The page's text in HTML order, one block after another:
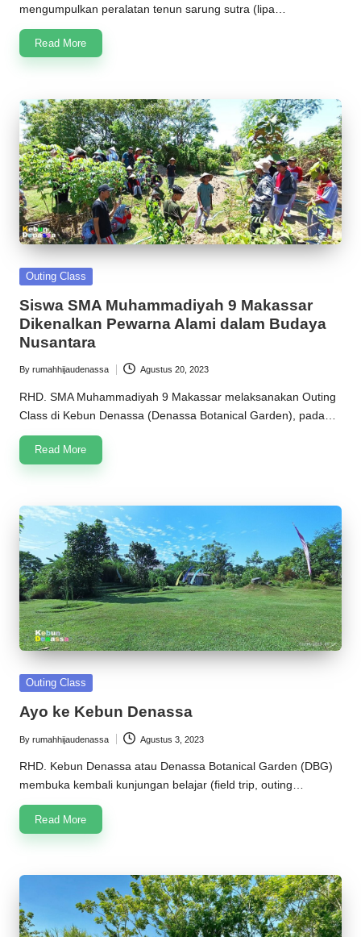
mengumpulkan peralatan tenun sarung sutra (lipa…
Read More
Posted
Outing Class
Siswa SMA Muhammadiyah 9 Makassar
Dikenalkan Pewarna Alami dalam Budaya
Nusantara
Posted
by
By rumahhijaudenassa Agustus 20, 2023
RHD. SMA Muhammadiyah 9 Makassar melaksanakan Outing
Class di Kebun Denassa (Denassa Botanical Garden), pada…
Read More
Posted
Outing Class
Ayo ke Kebun Denassa
Posted
by
By rumahhijaudenassa Agustus 3, 2023
RHD. Kebun Denassa atau Denassa Botanical Garden (DBG)
membuka kembali kunjungan belajar (field trip, outing…
Read More